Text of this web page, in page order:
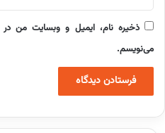
ذخیره نام، ایمیل و وبسایت من در
می‌نویسم.